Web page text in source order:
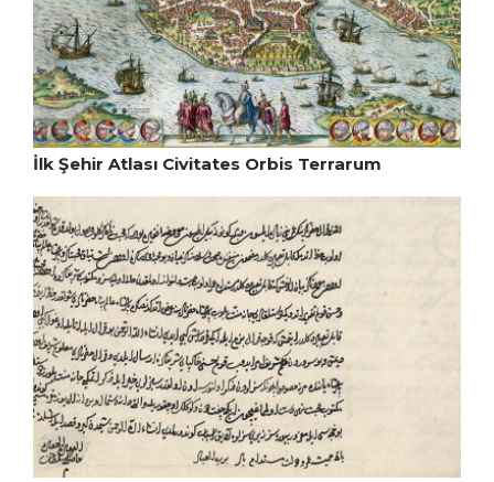
İlk Şehir Atlası Civitates Orbis Terrarum